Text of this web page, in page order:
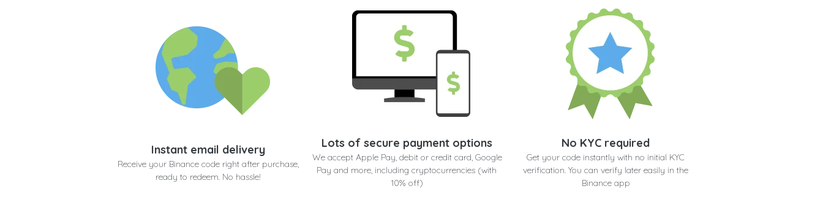
Instant email delivery
Receive your Binance code right after purchase,
ready to redeem. No hassle!
Lots of secure payment options
We accept Apple Pay, debit or credit card, Google
Pay and more, including cryptocurrencies (with
10% off)
No KYC required
Get your code instantly with no initial KYC
verification. You can verify later easily in the
Binance app